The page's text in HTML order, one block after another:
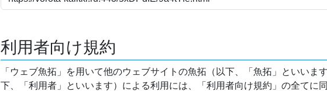
利用者向け規約
「ウェブ魚拓」を用いて他のウェブサイトの魚拓（以下、「魚拓」といいま
下、「利用者」といいます）による利用には、「利用者向け規約」の全てに